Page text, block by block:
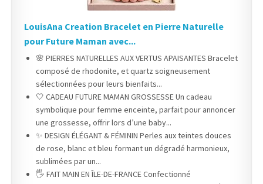
LouisAna Creation Bracelet en Pierre Naturelle
pour Future Maman avec...
🌸 PIERRES NATURELLES AUX VERTUS APAISANTES Bracelet
composé de rhodonite, et quartz soigneusement
sélectionnées pour leurs bienfaits...
🤍 CADEAU FUTURE MAMAN GROSSESSE Un cadeau
symbolique pour femme enceinte, parfait pour annoncer
une grossesse, offrir lors d’une baby...
✨ DESIGN ÉLÉGANT & FÉMININ Perles aux teintes douces
de rose, blanc et bleu formant un dégradé harmonieux,
sublimées par un...
🖐 FAIT MAIN EN ÎLE-DE-FRANCE Confectionné